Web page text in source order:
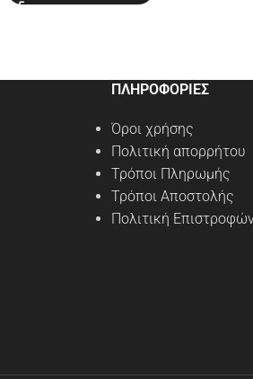
ΠΛΗΡΟΦΟΡΙΕΣ
Όροι χρήσης
Πολιτική απορρήτου
Τρόποι Πληρωμής
Τρόποι Αποστολής
Πολιτική